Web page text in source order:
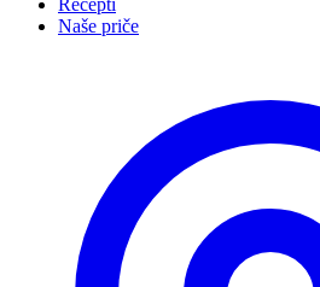
Recepti
Naše priče